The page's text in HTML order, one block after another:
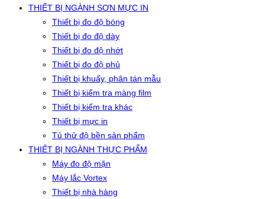
THIẾT BỊ NGÀNH SƠN MỰC IN
Thiết bị đo độ bóng
Thiết bị đo độ dày
Thiết bị đo độ nhớt
Thiết bị đo độ phủ
Thiết bị khuấy, phân tán mẫu
Thiết bị kiểm tra màng film
Thiết bị kiểm tra khác
Thiết bị mực in
Tủ thử độ bền sản phẩm
THIẾT BỊ NGÀNH THỰC PHẨM
Máy đo độ mặn
Máy lắc Vortex
Thiết bị nhà hàng